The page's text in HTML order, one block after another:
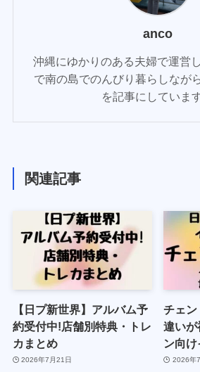
anco
沖縄にゆかりのある夫婦で運営
で南の島でのんびり暮らしなが
を記事にしています
関連記事
【日プ新世界】アルバム予
約受付中!店舗別特典・トレ
カまとめ
2026年7月21日
チェン
違いが
ン向け
2026年